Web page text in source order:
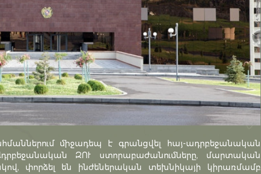
միջադեպ է գրանցվել հայ-ադրբեջանական
ԶՈՒ ստորաբաժանումները, մարտական
փորձել են ինժեներական տեխնիկայի կիրառմամբ